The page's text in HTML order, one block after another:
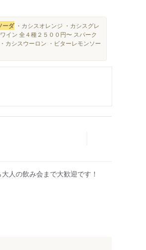
ーダ・カシスオレンジ ・カシスグレ
ン 全４種２５００円〜 スパーク
カシスウーロン ・ビターレモンソー
人の飲み会まで大歓迎です！